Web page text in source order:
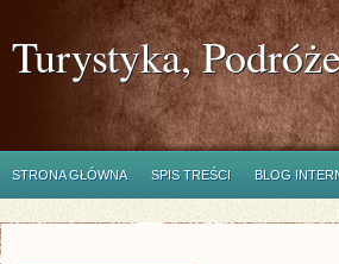
Turystyka,
STRONA GŁÓWNA SPIS TREŚCI BLOG